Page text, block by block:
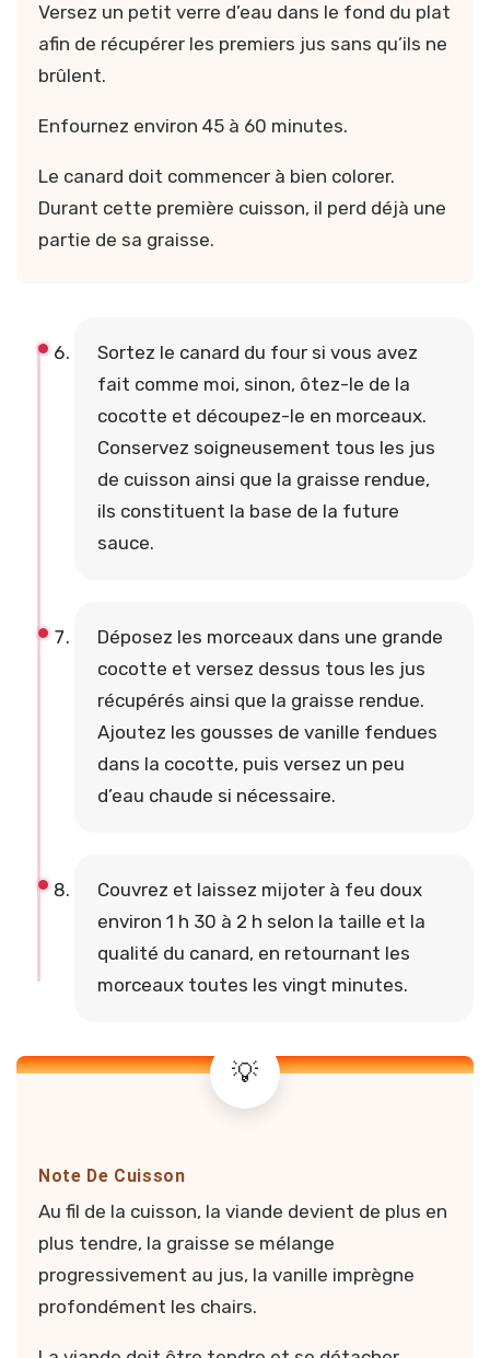
Versez un petit verre d’eau dans le fond du plat
afin de récupérer les premiers jus sans qu’ils ne
brûlent.
Enfournez environ 45 à 60 minutes.
Le canard doit commencer à bien colorer.
Durant cette première cuisson, il perd déjà une
partie de sa graisse.
Sortez le canard du four si vous avez
fait comme moi, sinon, ôtez-le de la
cocotte et découpez-le en morceaux.
Conservez soigneusement tous les jus
de cuisson ainsi que la graisse rendue,
ils constituent la base de la future
sauce.
Déposez les morceaux dans une grande
cocotte et versez dessus tous les jus
récupérés ainsi que la graisse rendue.
Ajoutez les gousses de vanille fendues
dans la cocotte, puis versez un peu
d’eau chaude si nécessaire.
Couvrez et laissez mijoter à feu doux
environ 1 h 30 à 2 h selon la taille et la
qualité du canard, en retournant les
morceaux toutes les vingt minutes.
Note De Cuisson
Au fil de la cuisson, la viande devient de plus en
plus tendre, la graisse se mélange
progressivement au jus, la vanille imprègne
profondément les chairs.